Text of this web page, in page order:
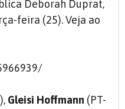
Deborah Duprat,
feira (25). Veja ao
Gleisi Hoffmann (PT-